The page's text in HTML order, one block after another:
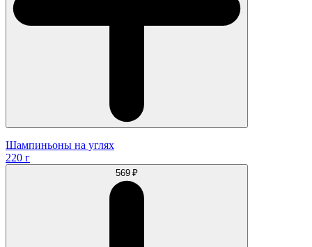
Шампиньоны на углях
220 г
569 ₽